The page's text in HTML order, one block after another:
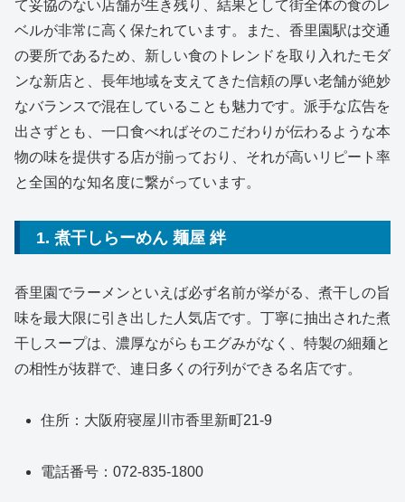
て妥協のない店舗が生き残り、結果として街全体の食のレ
ベルが非常に高く保たれています。また、香里園駅は交通
の要所であるため、新しい食のトレンドを取り入れたモダ
ンな新店と、長年地域を支えてきた信頼の厚い老舗が絶妙
なバランスで混在していることも魅力です。派手な広告を
出さずとも、一口食べればそのこだわりが伝わるような本
物の味を提供する店が揃っており、それが高いリピート率
と全国的な知名度に繋がっています。
1. 煮干しらーめん 麺屋 絆
香里園でラーメンといえば必ず名前が挙がる、煮干しの旨
味を最大限に引き出した人気店です。丁寧に抽出された煮
干しスープは、濃厚ながらもエグみがなく、特製の細麺と
の相性が抜群で、連日多くの行列ができる名店です。
住所：大阪府寝屋川市香里新町21-9
電話番号：072-835-1800